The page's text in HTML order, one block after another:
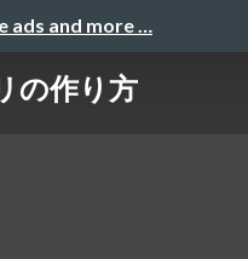
ads and more …
の作り方